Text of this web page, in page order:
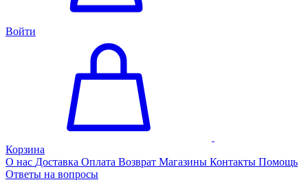
Войти
Корзина
О нас Доставка Оплата Возврат Магазины Контакты Помощь
Ответы на вопросы